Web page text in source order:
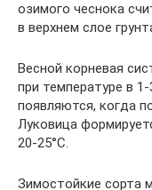
озимого чеснока
в верхнем слое
Весной корневая
при температуре в
появляются, когда
Луковица
20-25°С.
Зимостойкие сорта